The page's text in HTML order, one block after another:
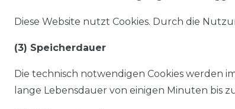
Diese Website nutzt Cookies. Durch die
(3) Speicherdauer
Die technisch notwendigen Cookies werden
lange Lebensdauer von einigen Minuten bis